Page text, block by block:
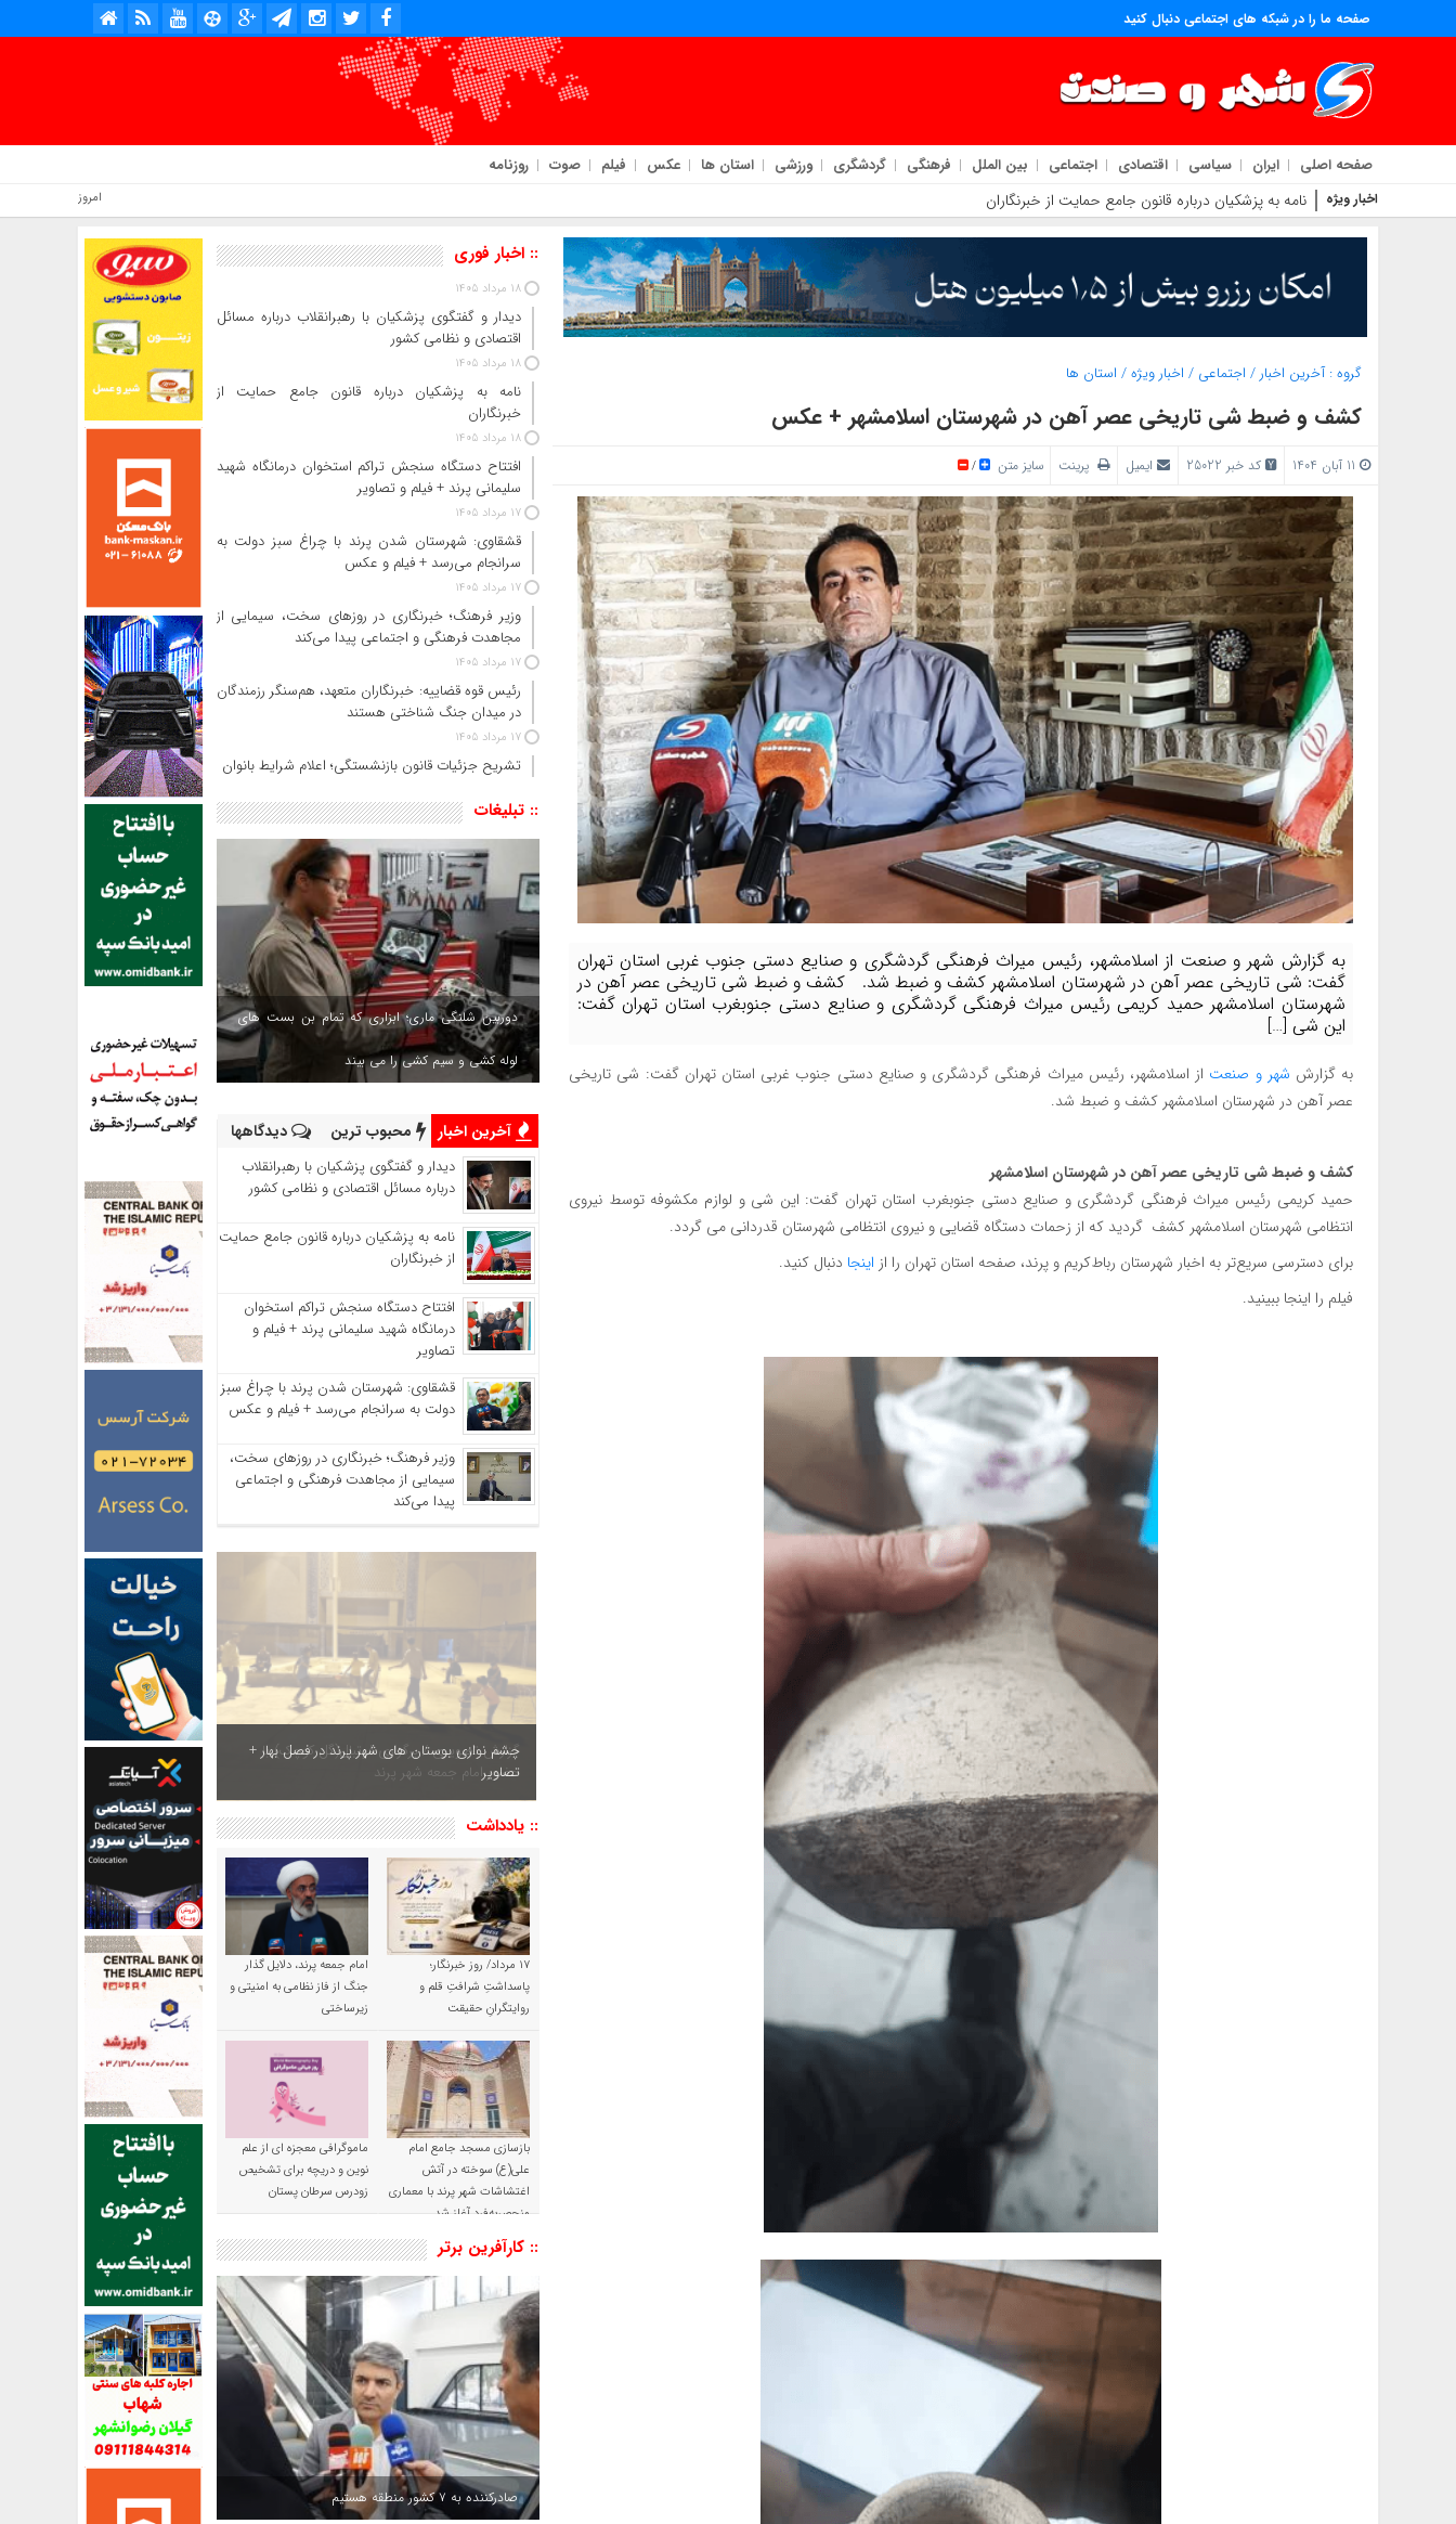
صفحه ما را در شبکه های اجتماعی دنبال کنید
صفحه اصلی ایران سیاسی اقتصادی اجتماعی بین الملل فرهنگی گردشگری ورزشی استان ها عکس فیلم صوت روزنامه
اخبار ویژه نامه به پزشکیان درباره قانون جامع حمایت از خبرنگاران امروز : یکشنبه, ۱۸ مرداد , ۱۴۰۵ .::. برابر با : Sunday, 9 August , 2026 .::. اخبار منتشر شده : 3 خبر
گروه :آخرین اخبار / اجتماعی / اخبار ویژه/ استان ها
کشف و ضبط شی تاریخی عصر آهن در شهرستان اسلامشهر + عکس
کد خبر 25022 ایمیل پرینت سایز متن /
به گزارش شهر و صنعت از اسلامشهر، رئیس میراث فرهنگی گردشگری و صنایع دستی جنوب غربی استان تهران
گفت: شی تاریخی عصر آهن در شهرستان اسلامشهر کشف و ضبط شد. کشف و ضبط شی تاریخی عصر آهن در
شهرستان اسلامشهر حمید کریمی رئیس میراث فرهنگی گردشگری و صنایع دستی جنوبغرب استان تهران گفت:
این شی […]
به گزارش شهر و صنعت از اسلامشهر، رئیس میراث فرهنگی گردشگری و صنایع دستی جنوب غربی استان تهران گفت: شی تاریخی
عصر آهن در شهرستان اسلامشهر کشف و ضبط شد.
کشف و ضبط شی تاریخی عصر آهن در شهرستان اسلامشهر
حمید کریمی رئیس میراث فرهنگی گردشگری و صنایع دستی جنوبغرب استان تهران گفت: این شی و لوازم مکشوفه توسط نیروی
انتظامی شهرستان اسلامشهر کشف گردید که از زحمات دستگاه قضایی و نیروی انتظامی شهرستان قدردانی می گردد.
برای دسترسی سریع‌تر به اخبار شهرستان رباط‌کریم و پرند، صفحه استان تهران را از اینجا دنبال کنید.
فیلم را اینجا ببینید.
:: اخبار فوری
18 مرداد 1405
دیدار و گفتگوی پزشکیان با رهبرانقلاب درباره مسائل
اقتصادی و نظامی کشور
18 مرداد 1405
نامه به پزشکیان درباره قانون جامع حمایت از
خبرنگاران
18 مرداد 1405
افتتاح دستگاه سنجش تراکم استخوان درمانگاه شهید
سلیمانی پرند + فیلم و تصاویر
17 مرداد 1405
قشقاوی: شهرستان شدن پرند با چراغ سبز دولت به
سرانجام می‌رسد + فیلم و عکس
17 مرداد 1405
وزیر فرهنگ؛ خبرنگاری در روزهای سخت، سیمایی از
مجاهدت فرهنگی و اجتماعی پیدا می‌کند
17 مرداد 1405
رئیس قوه قضاییه: خبرنگاران متعهد، هم‌سنگر رزمندگان
در میدان جنگ شناختی هستند
17 مرداد 1405
تشریح جزئیات قانون بازنشستگی؛ اعلام شرایط بانوان
:: تبلیغات
دوربین شلنگی ماری؛ ابزاری که تمام بن بست های
لوله کشی و سیم کشی را می بیند
آخرین اخبار محبوب ترین دیدگاهها
دیدار و گفتگوی پزشکیان با رهبرانقلاب
درباره مسائل اقتصادی و نظامی کشور
نامه به پزشکیان درباره قانون جامع حمایت
از خبرنگاران
افتتاح دستگاه سنجش تراکم استخوان
درمانگاه شهید سلیمانی پرند + فیلم و
تصاویر
قشقاوی: شهرستان شدن پرند با چراغ سبز
دولت به سرانجام می‌رسد + فیلم و عکس
وزیر فرهنگ؛ خبرنگاری در روزهای سخت،
سیمایی از مجاهدت فرهنگی و اجتماعی
پیدا می‌کند
چشم نوازی بوستان های شهر پرند در فصل بهار +
تصاویر
:: یادداشت
۱۷ مرداد/ روز خبرنگار؛
پاسداشتِ شرافتِ قلم و
روایتگرانِ حقیقت
امام جمعه پرند، دلایل گذار
جنگ از فاز نظامی به امنیتی و
زیرساختی
بازسازی مسجد جامع امام
علی(ع) سوخته در آتش
اغتشاشات شهر پرند با معماری
منحصربه‌فرد آغاز شد
ماموگرافی معجزه ای از علم
نوین و دریچه برای تشخیص
زودرس سرطان پستان
:: کارآفرین برتر
صادرکننده به ۷ کشور منطقه هستیم